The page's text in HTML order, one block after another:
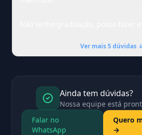
Ver mais 5 dúvidas
Ainda tem dúvidas?
Nossa equipe está
Falar no
WhatsApp
Quero
→